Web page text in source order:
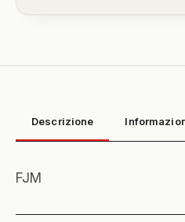
Descrizione
FJM